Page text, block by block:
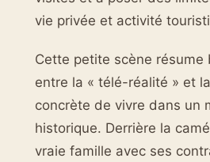
vie privée et activité
Cette petite scène résume
entre la « télé-réalité » et
concrète de vivre dans un
historique. Derrière la
vraie famille avec ses